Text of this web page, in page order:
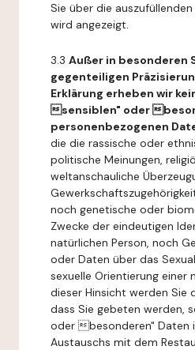
Sie über die
wird angezeigt.
3.3 Außer in besonderen
gegenteiligen
Erklärung erheben wir
sensiblen" oder
personenbezogenen
die die rassische oder
politische Meinungen,
weltanschauliche
noch genetische oder
Zwecke der eindeutigen
natürlichen Person, noch
oder Daten über das
sexuelle Orientierung einer
dieser Hinsicht werden Sie
dass Sie gebeten werden,
oder besonderen" Daten
Austauschs mit dem